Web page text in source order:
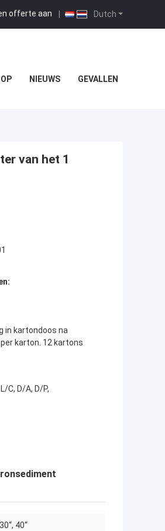
Dutch
offerte aan |
NIEUWS GEVALLEN
van het 1
in kartondoos na
karton. 12 kartons
C, D/A, D/P,
40“